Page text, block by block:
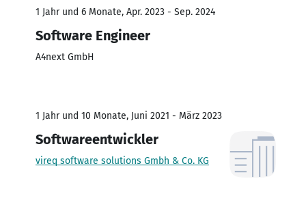
1 Jahr und 6 Monate, Apr. 2023 - Sep. 2024
Software Engineer
A4next GmbH
1 Jahr und 10 Monate, Juni 2021 - März 2023
Softwareentwickler
vireq software solutions Gmbh & Co. KG